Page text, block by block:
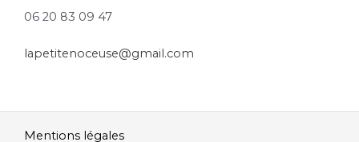
06 20 83 09 47
lapetitenoceuse@gmail.com
Mentions légales